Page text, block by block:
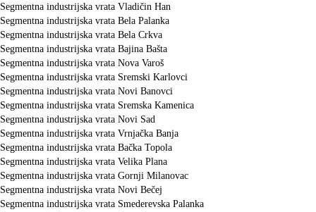
Segmentna industrijska vrata Vladičin Han
Segmentna industrijska vrata Bela Palanka
Segmentna industrijska vrata Bela Crkva
Segmentna industrijska vrata Bajina Bašta
Segmentna industrijska vrata Nova Varoš
Segmentna industrijska vrata Sremski Karlovci
Segmentna industrijska vrata Novi Banovci
Segmentna industrijska vrata Sremska Kamenica
Segmentna industrijska vrata Novi Sad
Segmentna industrijska vrata Vrnjačka Banja
Segmentna industrijska vrata Bačka Topola
Segmentna industrijska vrata Velika Plana
Segmentna industrijska vrata Gornji Milanovac
Segmentna industrijska vrata Novi Bečej
Segmentna industrijska vrata Smederevska Palanka